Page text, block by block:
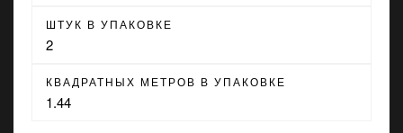
ШТУК В УПАКОВКЕ
2
КВАДРАТНЫХ МЕТРОВ В УПАКОВКЕ
1.44